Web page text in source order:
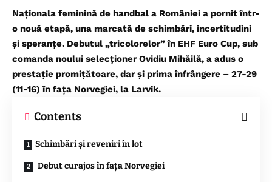
Naționala feminină de handbal a României a pornit într-
o nouă etapă, una marcată de schimbări, incertitudini
și speranțe. Debutul „tricolorelor” în EHF Euro Cup, sub
comanda noului selecționer Ovidiu Mihăilă, a adus o
prestație promițătoare, dar și prima înfrângere – 27-29
(11-16) în fața Norvegiei, la Larvik.
Contents
Schimbări și reveniri în lot
Debut curajos în fața Norvegiei